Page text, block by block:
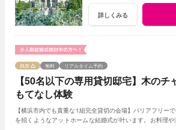
詳しくみる
【50名以下の専用貸切邸宅】木のチ
もてなし体験
残席 無料 リアルタイム予約
【横浜市内でも貴重な1組完全貸切の会場】バリアフリー
を招くようなアットホームな結婚式が叶います。お料理